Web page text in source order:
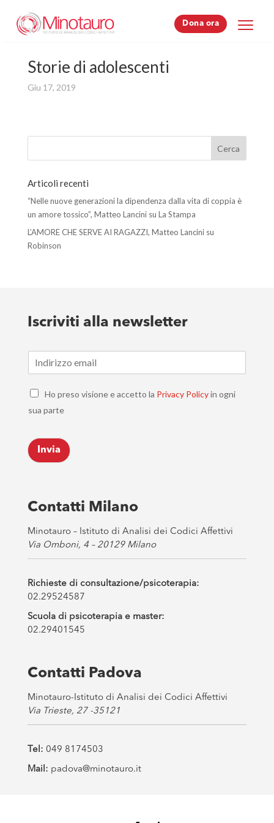
Dona ora
Dona ora
Storie di adolescenti
Giu 17, 2019
Articoli recenti
“Nelle nuove generazioni la dipendenza dalla vita di coppia è
un amore tossico”, Matteo Lancini su La Stampa
L’AMORE CHE SERVE AI RAGAZZI, Matteo Lancini su
Robinson
Iscriviti alla newsletter
m
*
C
e
k
b
o
s
*
Ho preso visione e accetto la Privacy Policyin ogni
sua parte
Invia
Contatti Milano
Minotauro – Istituto di Analisi dei Codici Affettivi
Via Omboni, 4 – 20129 Milano
Richieste di consultazione/psicoterapia:
02.29524587
Scuola di psicoterapia e master:
02.29401545
Contatti Padova
Minotauro-Istituto di Analisi dei Codici Affettivi
Via Trieste, 27 -35121
Tel: 049 8174503
Mail: padova@minotauro.it